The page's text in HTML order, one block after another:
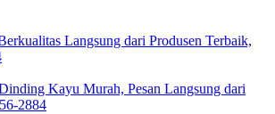
Langsung dari Produsen Terbaik,
Kayu Murah, Pesan Langsung dari
2884